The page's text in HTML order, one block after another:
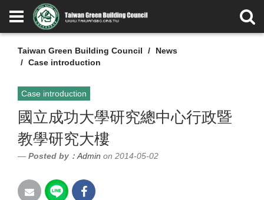
Taiwan Green Building Council
News
Case introduction
Case introduction
國立成功大學研究總中心行政暨
教學研究大樓
Posted by： Admin on 2014-05-02